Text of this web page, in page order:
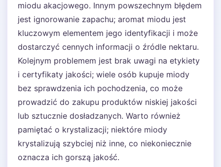
miodu akacjowego. Innym powszechnym błędem
jest ignorowanie zapachu; aromat miodu jest
kluczowym elementem jego identyfikacji i może
dostarczyć cennych informacji o źródle nektaru.
Kolejnym problemem jest brak uwagi na etykiety
i certyfikaty jakości; wiele osób kupuje miody
bez sprawdzenia ich pochodzenia, co może
prowadzić do zakupu produktów niskiej jakości
lub sztucznie dosładzanych. Warto również
pamiętać o krystalizacji; niektóre miody
krystalizują szybciej niż inne, co niekoniecznie
oznacza ich gorszą jakość.